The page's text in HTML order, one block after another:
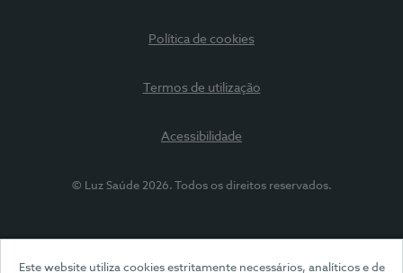
Este website utiliza cookies estritamente necessários, analíticos e de
Política de cookies
Termos de utilização
Acessibilidade
© Luz Saúde 2026. Todos os direitos reservados.